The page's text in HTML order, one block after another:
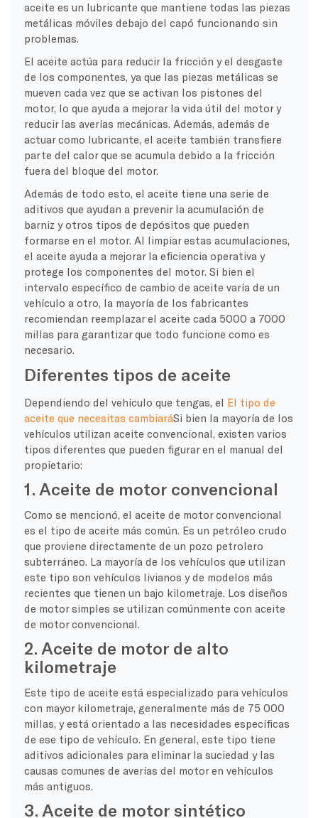
aceite es un lubricante que mantiene todas las piezas
metálicas móviles debajo del capó funcionando sin
problemas.
El aceite actúa para reducir la fricción y el desgaste
de los componentes, ya que las piezas metálicas se
mueven cada vez que se activan los pistones del
motor, lo que ayuda a mejorar la vida útil del motor y
reducir las averías mecánicas. Además, además de
actuar como lubricante, el aceite también transfiere
parte del calor que se acumula debido a la fricción
fuera del bloque del motor.
Además de todo esto, el aceite tiene una serie de
aditivos que ayudan a prevenir la acumulación de
barniz y otros tipos de depósitos que pueden
formarse en el motor. Al limpiar estas acumulaciones,
el aceite ayuda a mejorar la eficiencia operativa y
protege los componentes del motor. Si bien el
intervalo específico de cambio de aceite varía de un
vehículo a otro, la mayoría de los fabricantes
recomiendan reemplazar el aceite cada 5000 a 7000
millas para garantizar que todo funcione como es
necesario.
Diferentes tipos de aceite
Dependiendo del vehículo que tengas, el El tipo de
aceite que necesitas cambiaráSi bien la mayoría de los
vehículos utilizan aceite convencional, existen varios
tipos diferentes que pueden figurar en el manual del
propietario:
1. Aceite de motor convencional
Como se mencionó, el aceite de motor convencional
es el tipo de aceite más común. Es un petróleo crudo
que proviene directamente de un pozo petrolero
subterráneo. La mayoría de los vehículos que utilizan
este tipo son vehículos livianos y de modelos más
recientes que tienen un bajo kilometraje. Los diseños
de motor simples se utilizan comúnmente con aceite
de motor convencional.
2. Aceite de motor de alto
kilometraje
Este tipo de aceite está especializado para vehículos
con mayor kilometraje, generalmente más de 75 000
millas, y está orientado a las necesidades específicas
de ese tipo de vehículo. En general, este tipo tiene
aditivos adicionales para eliminar la suciedad y las
causas comunes de averías del motor en vehículos
más antiguos.
3. Aceite de motor sintético